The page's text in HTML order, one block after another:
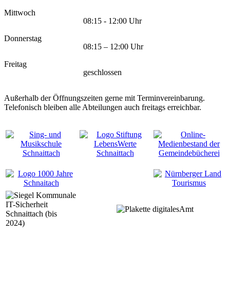
Mittwoch
08:15 - 12:00 Uhr
Donnerstag
08:15 – 12:00 Uhr
Freitag
geschlossen
Außerhalb der Öffnungszeiten gerne mit Terminvereinbarung.
Telefonisch bleiben alle Abteilungen auch freitags erreichbar.